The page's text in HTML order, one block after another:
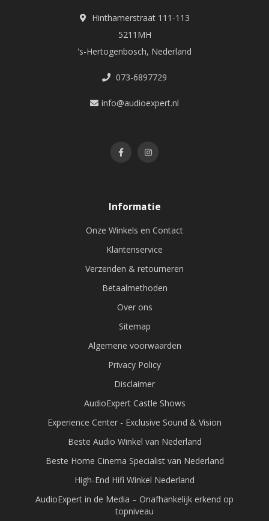
Hinthamerstraat 111-113
5211MH
's-Hertogenbosch, Nederland
073-6897729
info@audioexpert.nl
Informatie
Onze Winkels en Contact
Klantenservice
Verzenden & retourneren
Betaalmethoden
Over ons
Sitemap
Algemene voorwaarden
Privacy Policy
Disclaimer
AudioExpert Castle Shows
Experience Center - Exclusive Sound & Vision
Beste Audio Winkel van Nederland
Beste Home Cinema Specialist van Nederland
High-End Hifi Winkel Nederland
AudioExpert in de Media – Onafhankelijk erkend op
topniveau